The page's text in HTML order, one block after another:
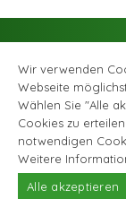
© Musikschule
Wir verwenden
Webseite
Wählen Sie "Alle
Cookies zu
notwendigen
Weitere
Alle akzeptieren